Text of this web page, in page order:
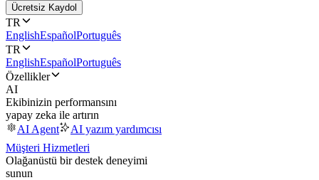
Ücretsiz Kaydol
TR
EnglishEspañolPortuguês
TR
EnglishEspañolPortuguês
Özellikler
AI
Ekibinizin performansını
yapay zeka ile artırın
AI Agent
AI yazım yardımcısı
Müşteri Hizmetleri
Olağanüstü bir destek deneyimi
sunun